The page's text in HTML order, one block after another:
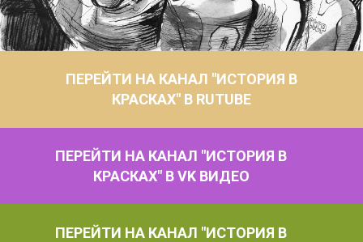
ПЕРЕЙТИ НА КАНАЛ "ИСТОРИЯ В
КРАСКАХ" В RUTUBE
ПЕРЕЙТИ НА КАНАЛ "ИСТОРИЯ В
КРАСКАХ" В VK ВИДЕО
ПЕРЕЙТИ НА КАНАЛ "ИСТОРИЯ В